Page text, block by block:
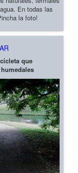
En todas las
la foto!
que